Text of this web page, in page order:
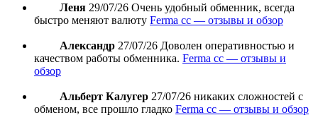
Леня 29/07/26 Очень удобный обменник, всегда
быстро меняют валюту Ferma cc — отзывы и обзор
Александр 27/07/26 Доволен оперативностью и
качеством работы обменника. Ferma cc — отзывы и
обзор
Альберт Калугер 27/07/26 никаких сложностей с
обменом, все прошло гладко Ferma cc — отзывы и обзор